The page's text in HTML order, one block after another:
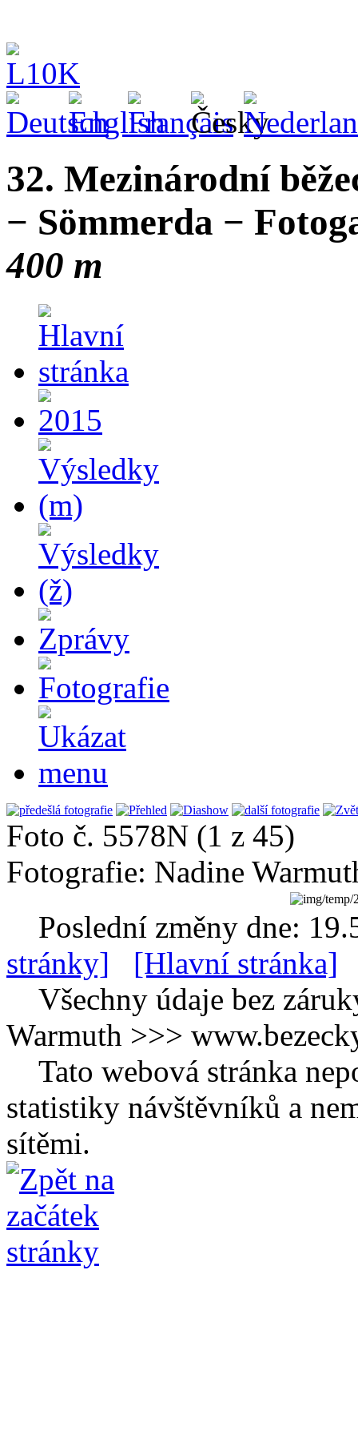
32. Mezinárodní
− Sömmerda −
400 m
Foto č. 5578N (1 z 45)
Fotografie: Nadine
Poslední změny dne:
stránky]
[Hlavní stránka]
Všechny údaje bez
Warmuth >>>
Tato webová stránka
statistiky návštěvníků a
sítěmi.